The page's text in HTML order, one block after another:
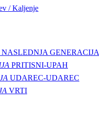
/ Kaljenje
NASLEDNJA GENERACIJA
PRITISNI-UPAH
UDAREC-UDAREC
VRTI